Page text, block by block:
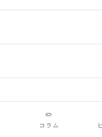
✏️
コラム